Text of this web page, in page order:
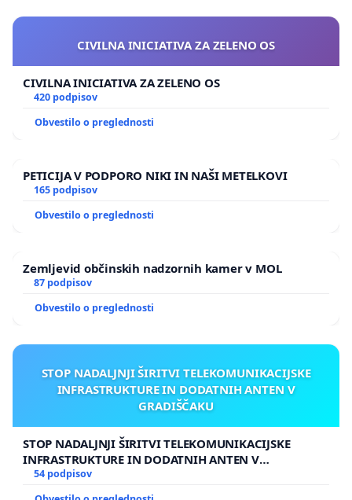
CIVILNA INICIATIVA ZA ZELENO OS
CIVILNA INICIATIVA ZA ZELENO OS
420 podpisov
Obvestilo o preglednosti
PETICIJA V PODPORO NIKI IN NAŠI METELKOVI
165 podpisov
Obvestilo o preglednosti
Zemljevid občinskih nadzornih kamer v MOL
87 podpisov
Obvestilo o preglednosti
STOP NADALJNJI ŠIRITVI TELEKOMUNIKACIJSKE
INFRASTRUKTURE IN DODATNIH ANTEN V
GRADIŠČAKU
STOP NADALJNJI ŠIRITVI TELEKOMUNIKACIJSKE
INFRASTRUKTURE IN DODATNIH ANTEN V
GRADIŠČAKU
54 podpisov